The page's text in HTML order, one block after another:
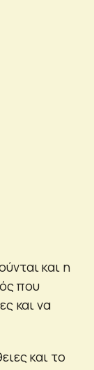
και η
που
και να
και το